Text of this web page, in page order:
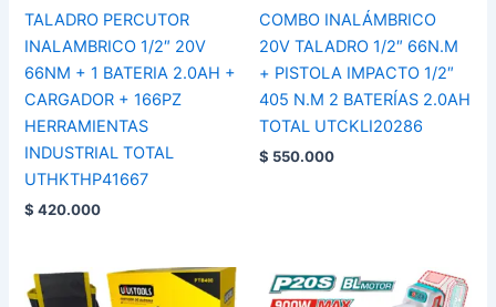
TALADRO PERCUTOR
INALAMBRICO 1/2″ 20V
66NM + 1 BATERIA 2.0AH +
CARGADOR + 166PZ
HERRAMIENTAS
INDUSTRIAL TOTAL
UTHKTHP41667
$ 420.000
COMBO INALÁMBRICO
20V TALADRO 1/2″ 66N.M
+ PISTOLA IMPACTO 1/2″
405 N.M 2 BATERÍAS 2.0AH
TOTAL UTCKLI20286
$ 550.000